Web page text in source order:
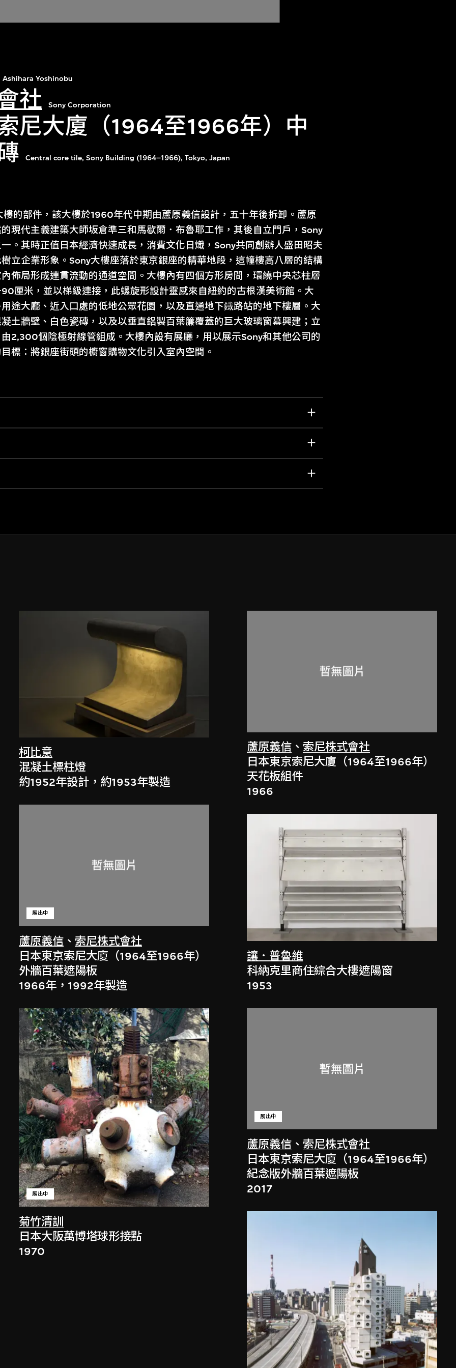
Ashihara Yoshinobu
社 Sony Corporation
尼大廈（1964至1966年）中
Central core tile, Sony Building (1964–1966), Tokyo, Japan
樓的部件，該大樓於1960年代中期由蘆原義信設計，五十年後拆卸。蘆原
現代主義建築大師坂倉準三和馬歇爾．布魯耶工作，其後自立門戶，Sony
。其時正值日本經濟快速成長，消費文化日熾，Sony共同創辦人盛田昭夫
立企業形象。Sony大樓座落於東京銀座的精華地段，這幢樓高八層的結構
佈局形成連貫流動的通道空間。大樓內有四個方形房間，環繞中央芯柱層
厘米，並以梯級連接，此螺旋形設計靈感來自紐約的古根漢美術館。大
途大廳、近入口處的低地公眾花園，以及直通地下鐡路站的地下樓層。大
土牆壁、白色瓷磚，以及以垂直鋁製百葉簾覆蓋的巨大玻璃窗幕興建；立
2,300個陰極射線管組成。大樓內設有展廳，用以展示Sony和其他公司的
標：將銀座街頭的櫥窗購物文化引入室內空間。
柯比意
混凝土標柱燈
約1952年設計，約1953年製造
蘆原義信 、 索尼株式會社
展出中
日本東京索尼大廈（1964至1966年）
外牆百葉遮陽板
1966年，1992年製造
菊竹清訓
展出中
日本大阪萬博塔球形接點
1970
蘆原義信 、 索尼株式會社
日本東京索尼大廈（1964至1966年）
天花板組件
1966
讓．普魯維
科納克里商住綜合大樓遮陽窗
1953
蘆原義信 、 索尼株式會社
展出中
日本東京索尼大廈（1964至1966年）
紀念版外牆百葉遮陽板
2017